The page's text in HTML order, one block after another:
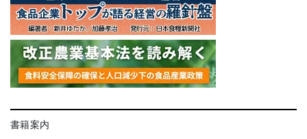
書籍案内